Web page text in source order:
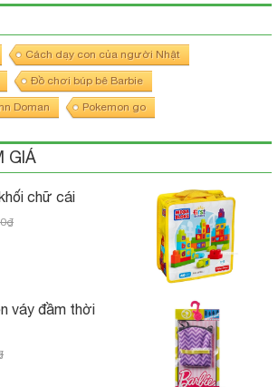
Cách dạy con của người Nhật
Đồ chơi búp bê Barbie
Doman Pokemon go
GIÁ
chữ cái
váy đầm thời